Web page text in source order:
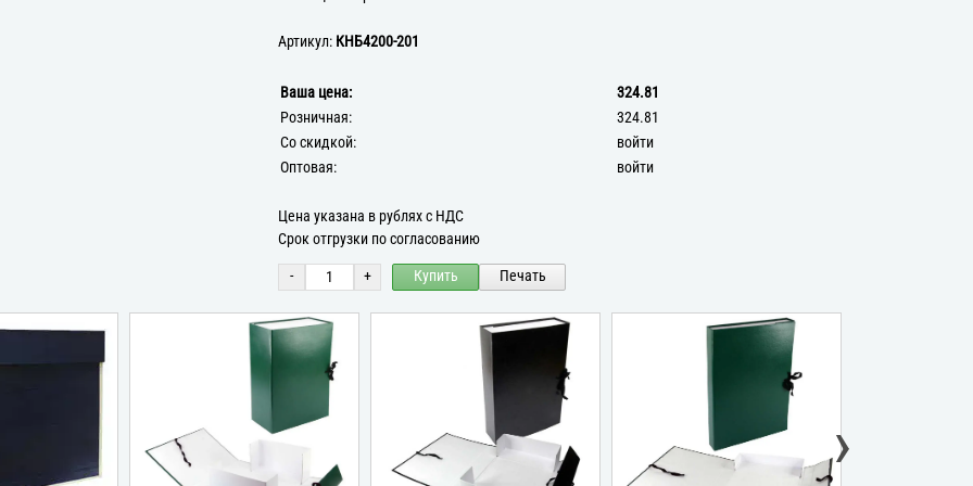
Артикул: КНБ4200-201
Ваша цена:
324.81
Розничная:
324.81
Со скидкой:
войти
Оптовая:
войти
Цена указана в рублях с НДС
Срок отгрузки по согласованию
- + Купить Печать
›